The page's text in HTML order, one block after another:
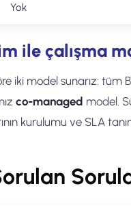
Yok
ile çalışma
iki model sunarız: tüm
co-managed model.
kurulumu ve SLA